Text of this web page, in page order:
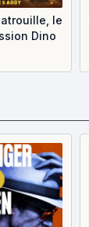
le
Dino